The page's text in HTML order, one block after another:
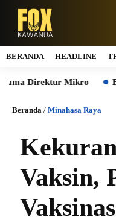
BERANDA HEADLINE
Direktur Mikro BRI
Beranda / Minahasa Raya
Vaksin,